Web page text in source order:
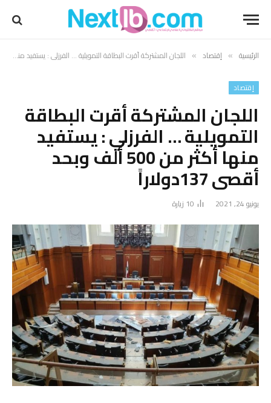
الرئيسية » إقتصاد » اللجان المشتركة أقرت البطاقة التمويلية … الفرزلي : يستفيد منها أكثر من 500 ألف وبحد أقصى 137دولاراً
إقتصاد
اللجان المشتركة أقرت البطاقة
التمويلية … الفرزلي : يستفيد
منها أكثر من 500 ألف وبحد
أقصى 137دولاراً
يونيو 24, 2021 10 زيارة